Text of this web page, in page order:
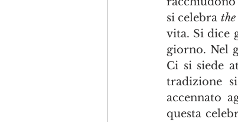
si celebra
vita. Si dice
giorno. Nel
Ci si siede
tradizione
accennato
questa